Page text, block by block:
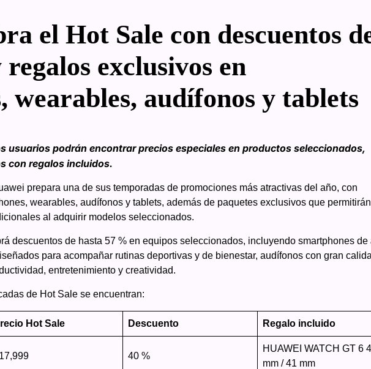
el Hot Sale con descuentos
exclusivos en
wearables, audífonos y tablets
usuarios podrán encontrar precios especiales en productos seleccionados,
con regalos incluidos.
prepara una de sus temporadas de promociones más atractivas del año, con
wearables, audífonos y tablets, además de paquetes exclusivos que
al adquirir modelos seleccionados.
descuentos de hasta 57 % en equipos seleccionados, incluyendo smartphones de
para acompañar rutinas deportivas y de bienestar, audífonos con gran
entretenimiento y creatividad.
de Hot Sale se encuentran:
Hot Sale Descuento Regalo incluido
40 %
HUAWEI WATCH GT 6
mm / 41 mm